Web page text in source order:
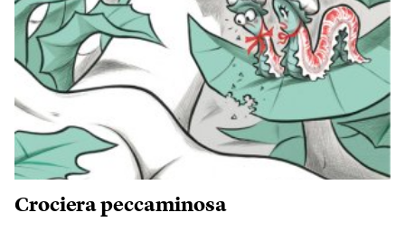
Crociera peccaminosa